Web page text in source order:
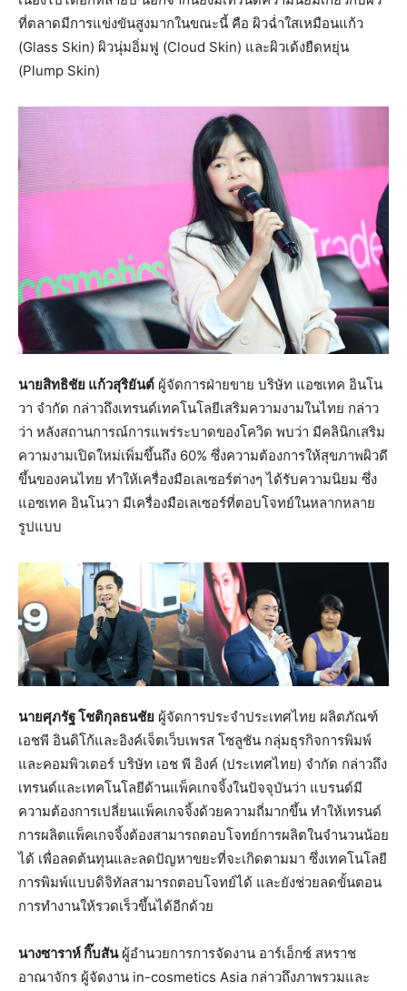
ที่ตลาดมีการแข่งขันสูงมากในขณะนี้ คือ ผิวฉ่ำใสเหมือนแก้ว
(Glass Skin) ผิวนุ่มอิ่มฟู (Cloud Skin) และผิวเด้งยืดหยุ่น
(Plump Skin)
นายสิทธิชัย แก้วสุริยันต์ ผู้จัดการฝ่ายขาย บริษัท แอซเทค อินโน
วา จำกัด กล่าวถึงเทรนด์เทคโนโลยีเสริมความงามในไทย กล่าว
ว่า หลังสถานการณ์การแพร่ระบาดของโควิด พบว่า มีคลินิกเสริม
ความงามเปิดใหม่เพิ่มขึ้นถึง 60% ซึ่งความต้องการให้สุขภาพผิวดี
ขึ้นของคนไทย ทำให้เครื่องมือเลเซอร์ต่างๆ ได้รับความนิยม ซึ่ง
แอซเทค อินโนวา มีเครื่องมือเลเซอร์ที่ตอบโจทย์ในหลากหลาย
รูปแบบ
นายศุภรัฐ โชติกุลธนชัย ผู้จัดการประจำประเทศไทย ผลิตภัณฑ์
เอชพี อินดิโก้และอิงค์เจ็ตเว็บเพรส โซลูชัน กลุ่มธุรกิจการพิมพ์
และคอมพิวเตอร์ บริษัท เอช พี อิงค์ (ประเทศไทย) จำกัด กล่าวถึง
เทรนด์และเทคโนโลยีด้านแพ็คเกจจิ้งในปัจจุบันว่า แบรนด์มี
ความต้องการเปลี่ยนแพ็คเกจจิ้งด้วยความถี่มากขึ้น ทำให้เทรนด์
การผลิตแพ็คเกจจิ้งต้องสามารถตอบโจทย์การผลิตในจำนวนน้อย
ได้ เพื่อลดต้นทุนและลดปัญหาขยะที่จะเกิดตามมา ซึ่งเทคโนโลยี
การพิมพ์แบบดิจิทัลสามารถตอบโจทย์ได้ และยังช่วยลดขั้นตอน
การทำงานให้รวดเร็วขึ้นได้อีกด้วย
นางซาราห์ กิ๊บสันผู้อำนวยการการจัดงาน อาร์เอ็กซ์ สหราช
อาณาจักร ผู้จัดงาน in-cosmetics Asia กล่าวถึงภาพรวมและ